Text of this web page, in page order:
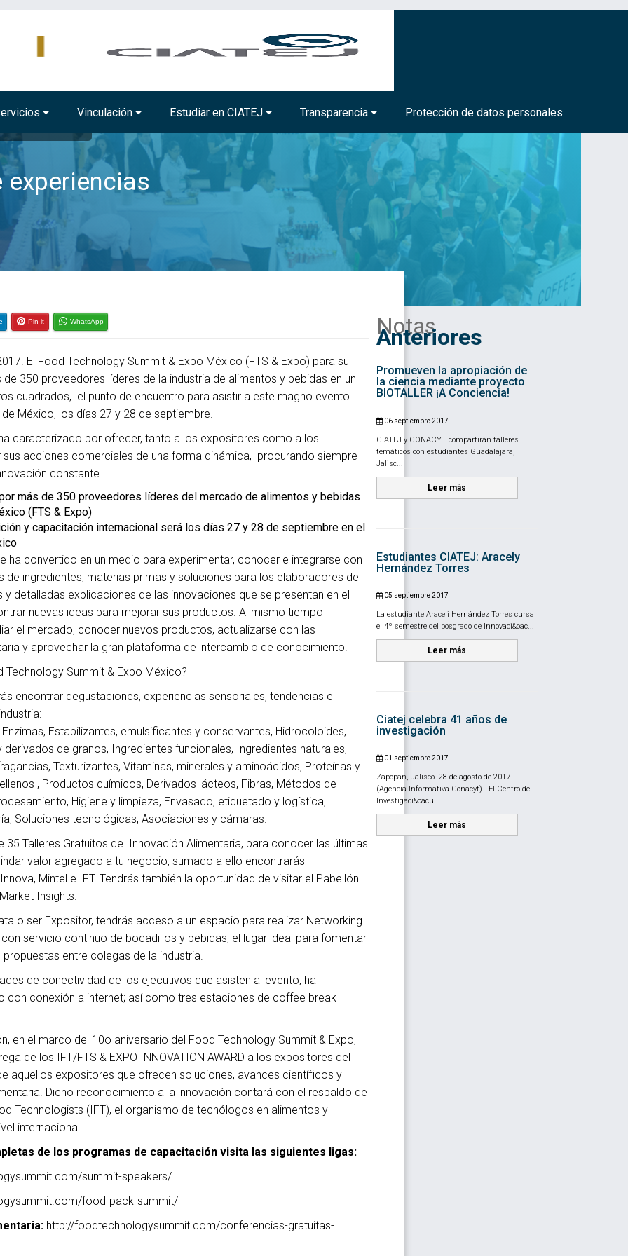
Vinculación Estudiar en CIATEJ Transparencia Protección de datos personales
experiencias
Pin it WhatsApp
El Food Technology Summit & Expo México (FTS & Expo) para su
350 proveedores líderes de la industria de alimentos y bebidas en un
cuadrados, el punto de encuentro para asistir a este magno evento
México, los días 27 y 28 de septiembre.
caracterizado por ofrecer, tanto a los expositores como a los
acciones comerciales de una forma dinámica, procurando siempre
constante.
más de 350 proveedores líderes del mercado de alimentos y bebidas
(FTS & Expo)
y capacitación internacional será los días 27 y 28 de septiembre en el
ha convertido en un medio para experimentar, conocer e integrarse con
ingredientes, materias primas y soluciones para los elaboradores de
detalladas explicaciones de las innovaciones que se presentan en el
nuevas ideas para mejorar sus productos. Al mismo tiempo
el mercado, conocer nuevos productos, actualizarse con las
y aprovechar la gran plataforma de intercambio de conocimiento.
Summit & Expo México?
encontrar degustaciones, experiencias sensoriales, tendencias e
Estabilizantes, emulsificantes y conservantes, Hidrocoloides,
de granos, Ingredientes funcionales, Ingredientes naturales,
Texturizantes, Vitaminas, minerales y aminoácidos, Proteínas y
, Productos químicos, Derivados lácteos, Fibras, Métodos de
Higiene y limpieza, Envasado, etiquetado y logística,
Soluciones tecnológicas, Asociaciones y cámaras.
Talleres Gratuitos de Innovación Alimentaria, para conocer las últimas
valor agregado a tu negocio, sumado a ello encontrarás
Mintel e IFT. Tendrás también la oportunidad de visitar el Pabellón
Insights.
o ser Expositor, tendrás acceso a un espacio para realizar Networking
servicio continuo de bocadillos y bebidas, el lugar ideal para fomentar
entre colegas de la industria.
de conectividad de los ejecutivos que asisten al evento, ha
con conexión a internet; así como tres estaciones de coffee break
en el marco del 10o aniversario del Food Technology Summit & Expo,
de los IFT/FTS & EXPO INNOVATION AWARD a los expositores del
aquellos expositores que ofrecen soluciones, avances científicos y
Dicho reconocimiento a la innovación contará con el respaldo de
Technologists (IFT), el organismo de tecnólogos en alimentos y
internacional.
de los programas de capacitación visita las siguientes ligas:
summit-speakers/
food-pack-summit/
http://foodtechnologysummit.com/conferencias-gratuitas-
Notas
Anteriores
Promueven la apropiación de
la ciencia mediante proyecto
BIOTALLER ¡A Conciencia!
06 septiempre 2017
CIATEJ y CONACYT compartirán talleres
temáticos con estudiantes Guadalajara,
Jalisc...
Leer más
Estudiantes CIATEJ: Aracely
Hernández Torres
05 septiempre 2017
La estudiante Araceli Hernández Torres cursa
el 4º semestre del posgrado de Innovaci&oac...
Leer más
Ciatej celebra 41 años de
investigación
01 septiempre 2017
Zapopan, Jalisco. 28 de agosto de 2017
(Agencia Informativa Conacyt).- El Centro de
Investigaci&oacu...
Leer más